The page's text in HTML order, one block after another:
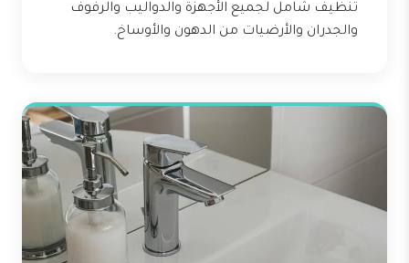
تنظيف شامل لجميع الأجهزة والدواليب والرفوف
والجدران والأرضيات من الدهون والأوساخ.